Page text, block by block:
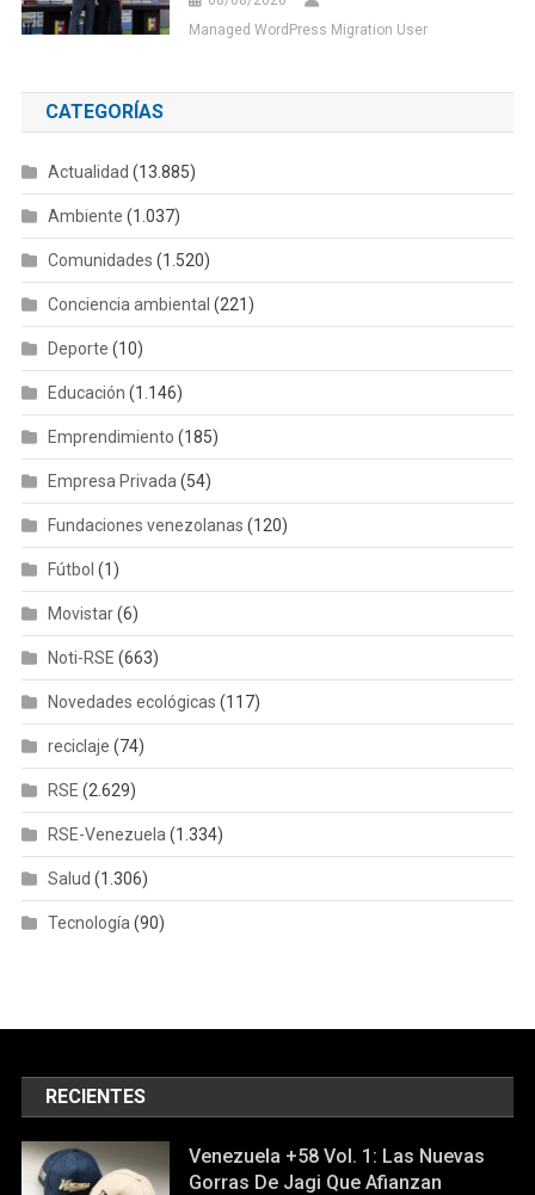
Managed WordPress Migration User
CATEGORÍAS
Actualidad (13.885)
Ambiente (1.037)
Comunidades (1.520)
Conciencia ambiental (221)
Deporte (10)
Educación (1.146)
Emprendimiento (185)
Empresa Privada (54)
Fundaciones venezolanas (120)
Fútbol (1)
Movistar(6)
Noti-RSE (663)
Novedades ecológicas (117)
reciclaje (74)
RSE (2.629)
RSE-Venezuela (1.334)
Salud (1.306)
Tecnología (90)
RECIENTES
Venezuela +58 Vol. 1: Las Nuevas
Gorras De Jagi Que Afianzan